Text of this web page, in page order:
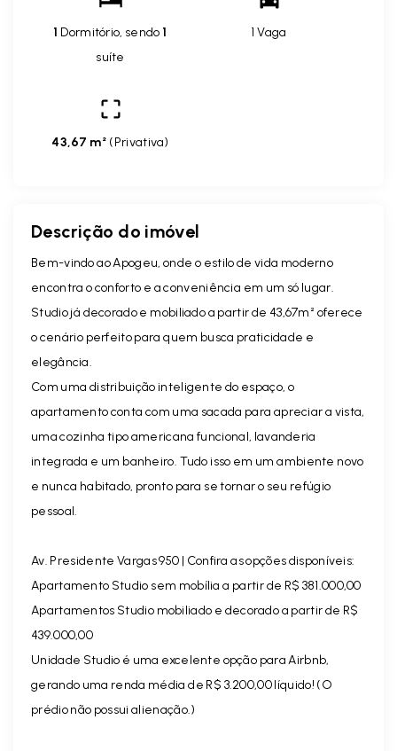
1 Dormitório, sendo1
suíte
1 Vaga
43,67 m² (Privativa)
Descrição do imóvel
Bem-vindo ao Apogeu, onde o estilo de vida moderno
encontra o conforto e a conveniência em um só lugar.
Studio já decorado e mobiliado a partir de 43,67m² oferece
o cenário perfeito para quem busca praticidade e
elegância.
Com uma distribuição inteligente do espaço, o
apartamento conta com uma sacada para apreciar a vista,
uma cozinha tipo americana funcional, lavanderia
integrada e um banheiro. Tudo isso em um ambiente novo
e nunca habitado, pronto para se tornar o seu refúgio
pessoal.
Av. Presidente Vargas 950 | Confira as opções disponíveis:
Apartamento Studio sem mobília a partir de R$ 381.000,00
Apartamentos Studio mobiliado e decorado a partir de R$
439.000,00
Unidade Studio é uma excelente opção para Airbnb,
gerando uma renda média de R$ 3.200,00 líquido! (O
prédio não possui alienação.)